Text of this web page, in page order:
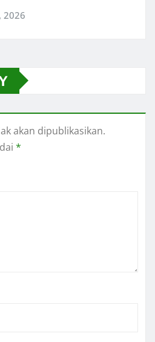
2026
akan dipublikasikan.
*